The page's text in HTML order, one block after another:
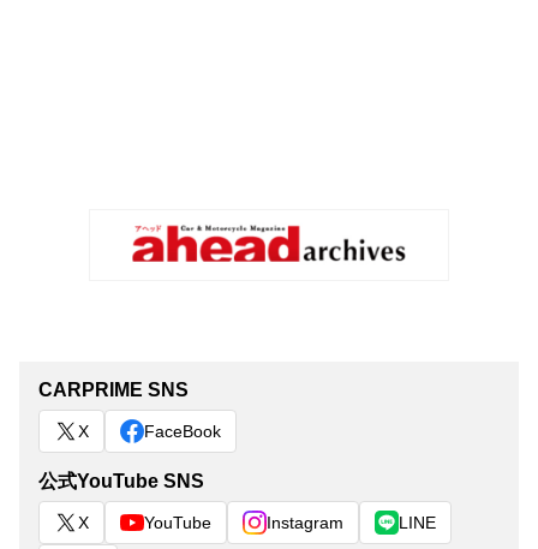
CARPRIME SNS
X FaceBook
公式YouTube SNS
X YouTube Instagram LINE